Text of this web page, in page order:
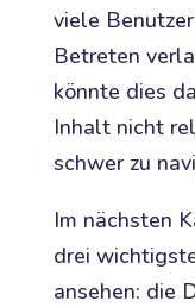
viele
Betreten
könnte dies
Inhalt nicht
schwer zu
Im nächsten
drei
ansehen: die